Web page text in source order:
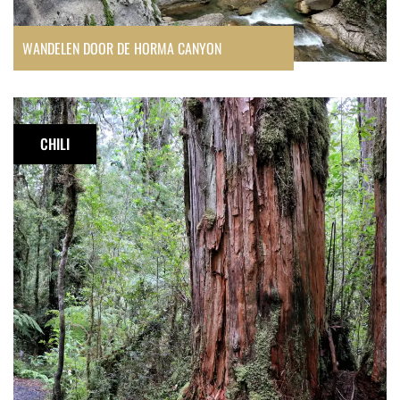
WANDELEN DOOR DE HORMA CANYON
Sendero
Alerces
in
Parque
Nacional
Pumalín
CHILI